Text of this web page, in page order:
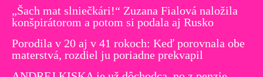
„Šach mat slniečkári!“ Zuzana Fialová naložila
konšpirátorom a potom si podala aj Rusko
Porodila v 20 aj v 41 rokoch: Keď porovnala obe
materstvá, rozdiel ju poriadne prekvapil